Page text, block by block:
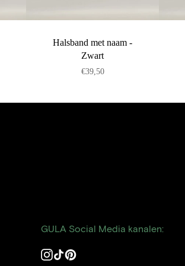
Halsband met naam -
Zwart
€39,50
GULA Social Media kanalen:
Instagram
TikTokPinterest